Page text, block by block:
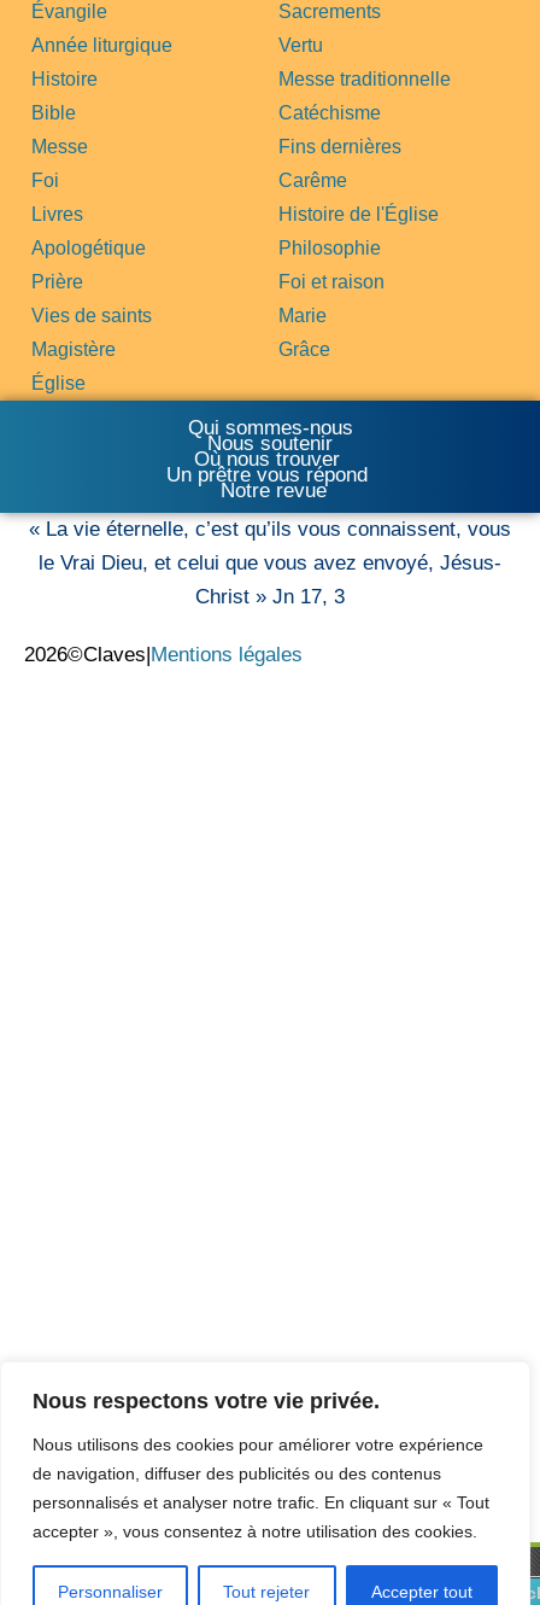
Nous respectons votre vie privée.
Nous utilisons des cookies pour améliorer votre expérience
de navigation, diffuser des publicités ou des contenus
personnalisés et analyser notre trafic. En cliquant sur « Tout
accepter », vous consentez à notre utilisation des cookies.
Personnaliser Tout rejeter Accepter tout
Évangile
Année liturgique
Histoire
Bible
Messe
Foi
Livres
Apologétique
Prière
Vies de saints
Magistère
Église
Sacrements
Vertu
Messe traditionnelle
Catéchisme
Fins dernières
Carême
Histoire de l'Église
Philosophie
Foi et raison
Marie
Grâce
Qui sommes-nous
Nous soutenir
Où nous trouver
Un prêtre vous répond
Notre revue
« La vie éternelle, c’est qu’ils vous connaissent, vous
le Vrai Dieu, et celui que vous avez envoyé, Jésus-
Christ » Jn 17, 3
2026©Claves|Mentions légales
FSSP